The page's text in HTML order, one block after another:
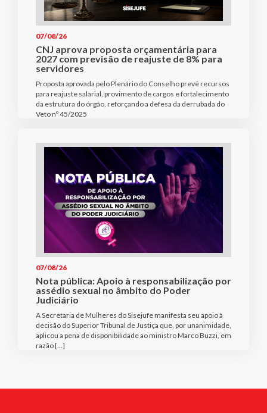
07/08/26
CNJ aprova proposta orçamentária para
2027 com previsão de reajuste de 8% para
servidores
Proposta aprovada pelo Plenário do Conselho prevê recursos
para reajuste salarial, provimento de cargos e fortalecimento
da estrutura do órgão, reforçando a defesa da derrubada do
Veto nº 45/2025
07/08/26
Nota pública: Apoio à responsabilização por
assédio sexual no âmbito do Poder
Judiciário
A Secretaria de Mulheres do Sisejufe manifesta seu apoio à
decisão do Superior Tribunal de Justiça que, por unanimidade,
aplicou a pena de disponibilidade ao ministro Marco Buzzi, em
razão […]